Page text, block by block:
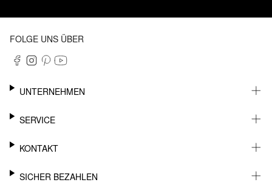
FOLGE UNS ÜBER
UNTERNEHMEN
KARRIERE
SERVICE
NEWSLETTER
MEIN KONTO
KONTAKT
SUPPORT
SICHER BEZAHLEN